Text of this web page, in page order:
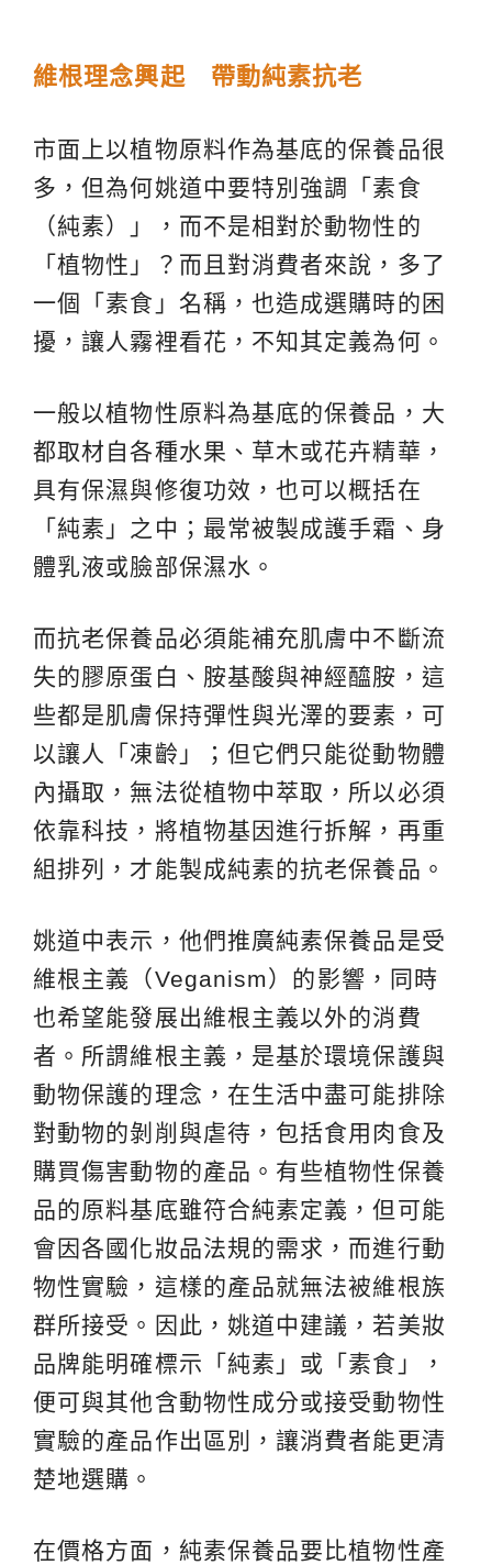
維根理念興起 帶動純素抗老
市面上以植物原料作為基底的保養品很
多，但為何姚道中要特別強調「素食
（純素）」，而不是相對於動物性的
「植物性」？而且對消費者來說，多了
一個「素食」名稱，也造成選購時的困
擾，讓人霧裡看花，不知其定義為何。
一般以植物性原料為基底的保養品，大
都取材自各種水果、草木或花卉精華，
具有保濕與修復功效，也可以概括在
「純素」之中；最常被製成護手霜、身
體乳液或臉部保濕水。
而抗老保養品必須能補充肌膚中不斷流
失的膠原蛋白、胺基酸與神經醯胺，這
些都是肌膚保持彈性與光澤的要素，可
以讓人「凍齡」；但它們只能從動物體
內攝取，無法從植物中萃取，所以必須
依靠科技，將植物基因進行拆解，再重
組排列，才能製成純素的抗老保養品。
姚道中表示，他們推廣純素保養品是受
維根主義（Veganism）的影響，同時
也希望能發展出維根主義以外的消費
者。所謂維根主義，是基於環境保護與
動物保護的理念，在生活中盡可能排除
對動物的剝削與虐待，包括食用肉食及
購買傷害動物的產品。有些植物性保養
品的原料基底雖符合純素定義，但可能
會因各國化妝品法規的需求，而進行動
物性實驗，這樣的產品就無法被維根族
群所接受。因此，姚道中建議，若美妝
品牌能明確標示「純素」或「素食」，
便可與其他含動物性成分或接受動物性
實驗的產品作出區別，讓消費者能更清
楚地選購。
在價格方面，純素保養品要比植物性產